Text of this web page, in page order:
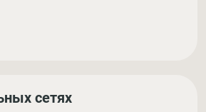
сетях